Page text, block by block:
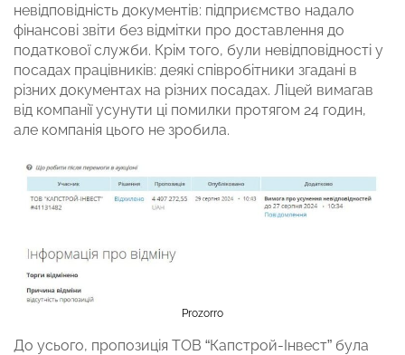
невідповідність документів: підприємство надало
фінансові звіти без відмітки про доставлення до
податкової служби. Крім того, були невідповідності у
посадах працівників: деякі співробітники згадані в
різних документах на різних посадах. Ліцей вимагав
від компанії усунути ці помилки протягом 24 годин,
але компанія цього не зробила.
Prozorro
До усього, пропозиція ТОВ “Капстрой-Інвест” була